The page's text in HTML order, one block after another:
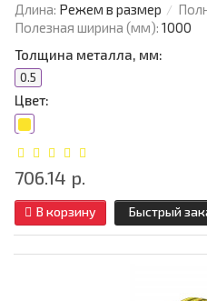
Длина: Режем в размер
Полезная ширина (мм): 1000
Толщина металла, мм:
0.5
Цвет:
706.14 р.
В корзину Быстрый